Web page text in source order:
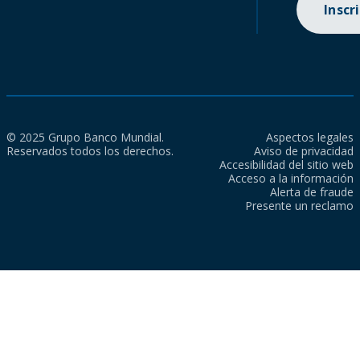
© 2025 Grupo Banco Mundial.
Reservados todos los derechos.
Aspectos legales
Aviso de privacidad
Accesibilidad del sitio web
Acceso a la información
Alerta de fraude
Presente un reclamo